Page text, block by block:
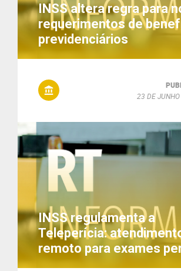
INSS altera regra para
requerimentos de
previdenciários
23 DE
INSS regulamenta a
Teleperícia:
remoto para exames